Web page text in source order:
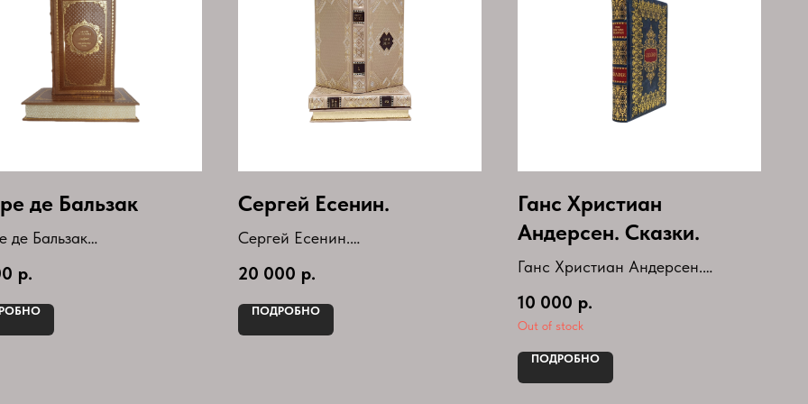
де Бальзак
де Бальзак
из двух книг:
кожа
нищита куртизанок
р.
Сергей Есенин.
Сергей Есенин.
томах(комплект)
Букинистическое издание.
20 000 р.
ПОДРОБНО
Ганс Христиан
Андерсен. Сказки.
Ганс Христиан Андерсен.
Сказки.
Книга в кожаном переплете.
Серия-Библиотека Мировой
Литературы
10 000 р.
Out of stock
ПОДРОБНО